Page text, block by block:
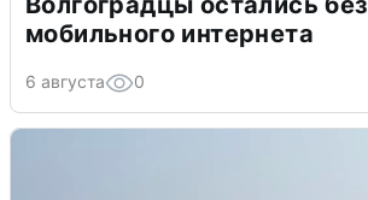
мобильного интернета
6 августа 0